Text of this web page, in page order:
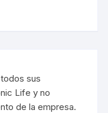
sus
Life y no
de la empresa.